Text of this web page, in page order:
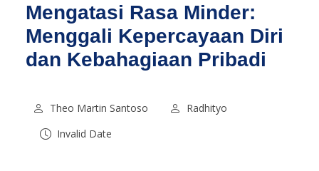
Mengatasi Rasa Minder:
Menggali Kepercayaan Diri
dan Kebahagiaan Pribadi
Theo Martin Santoso
Radhityo
Invalid Date